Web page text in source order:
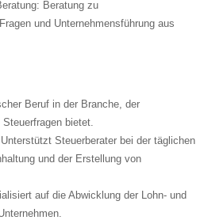
: Beratung zu
und Unternehmensführung aus
Beruf in der Branche, der
bietet.
Steuerberater bei der täglichen
und der Erstellung von
auf die Abwicklung der Lohn- und